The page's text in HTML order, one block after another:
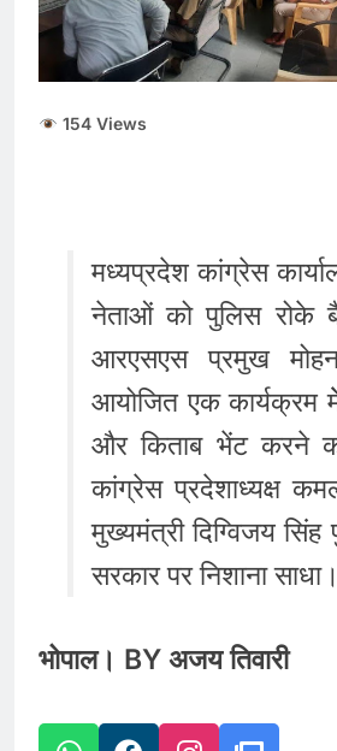
ताजा भाव
भारतीय
निफ्टी
August
154 Views
मध्यप्रदेश कांग्रेस
नेताओं को पुलिस रोके
आरएसएस प्रमुख
आयोजित एक कार्यक्रम
और किताब भेंट करने
कांग्रेस प्रदेशाध्यक्ष
मुख्यमंत्री दिग्विजय
सरकार पर निशाना साधा।
भोपाल। BY अजय तिवारी